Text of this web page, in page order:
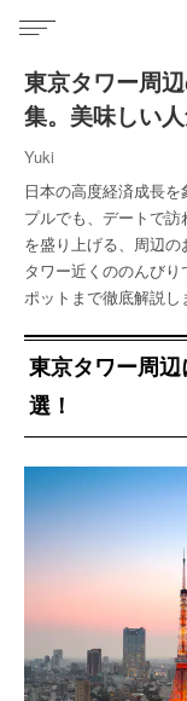
東京タワー周
集。美味しい
Yuki
日本の高度経済成長
プルでも、デートで
を盛り上げる、周辺
タワー近くののんび
ポットまで徹底解説し
東京タワー周
選！